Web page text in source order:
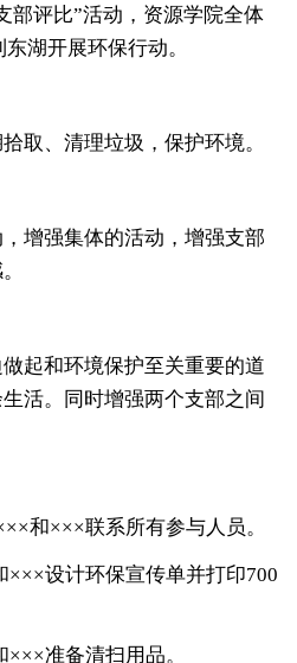
部评比”活动，资源学院全体
湖开展环保行动。
取、清理垃圾，保护环境。
增强集体的活动，增强支部
起和环境保护至关重要的道
活。同时增强两个支部之间
和×××联系所有参与人员。
×××设计环保宣传单并打印700
准备清扫用品。